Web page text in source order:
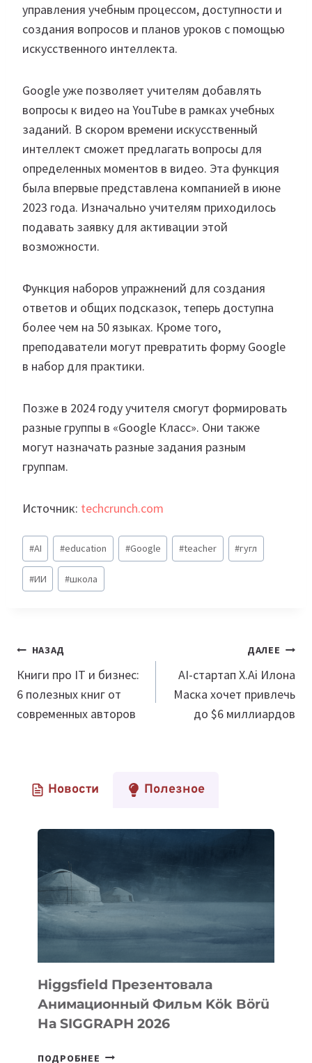
управления учебным процессом, доступности и
создания вопросов и планов уроков с помощью
искусственного интеллекта.
Google уже позволяет учителям добавлять
вопросы к видео на YouTube в рамках учебных
заданий. В скором времени искусственный
интеллект сможет предлагать вопросы для
определенных моментов в видео. Эта функция
была впервые представлена компанией в июне
2023 года. Изначально учителям приходилось
подавать заявку для активации этой
возможности.
Функция наборов упражнений для создания
ответов и общих подсказок, теперь доступна
более чем на 50 языках. Кроме того,
преподаватели могут превратить форму Google
в набор для практики.
Позже в 2024 году учителя смогут формировать
разные группы в «Google Класс». Они также
могут назначать разные задания разным
группам.
Источник: techcrunch.com
Метки
записи:
#AI #education #Google #teacher #гугл
#ИИ #школа
Навигация
по
записям
НАЗАД
Книги про IT и бизнес:
6 полезных книг от
современных авторов
ДАЛЕЕ
AI-стартап X.Ai Илона
Маска хочет привлечь
до $6 миллиардов
Новости Полезное
Higgsfield Презентовала
Анимационный Фильм Kök Börü
На SIGGRAPH 2026
ПОДРОБНЕЕ HIGGSFIELD